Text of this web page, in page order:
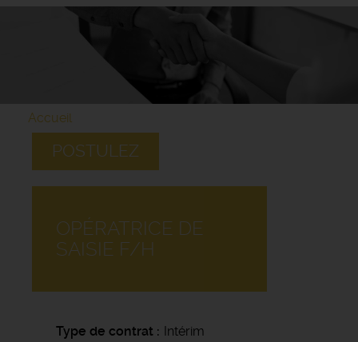
Accueil
POSTULEZ
OPÉRATRICE DE
SAISIE F/H
Type de contrat
Intérim